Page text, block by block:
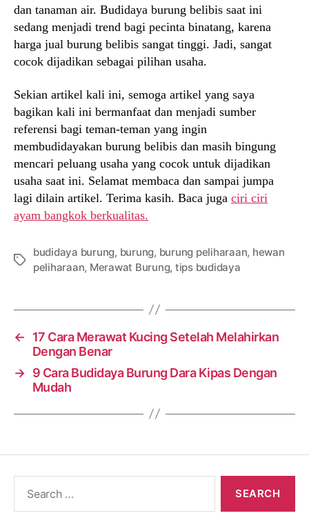
dan tanaman air. Budidaya burung belibis saat ini
sedang menjadi trend bagi pecinta binatang, karena
harga jual burung belibis sangat tinggi. Jadi, sangat
cocok dijadikan sebagai pilihan usaha.
Sekian artikel kali ini, semoga artikel yang saya
bagikan kali ini bermanfaat dan menjadi sumber
referensi bagi teman-teman yang ingin
membudidayakan burung belibis dan masih bingung
mencari peluang usaha yang cocok untuk dijadikan
usaha saat ini. Selamat membaca dan sampai jumpa
lagi dilain artikel. Terima kasih. Baca juga ciri ciri
ayam bangkok berkualitas.
Tags
budidaya burung, burung, burung peliharaan, hewan
peliharaan, Merawat Burung, tips budidaya
←
17 Cara Merawat Kucing Setelah Melahirkan
Dengan Benar
→ 9 Cara Budidaya Burung Dara Kipas Dengan
Mudah